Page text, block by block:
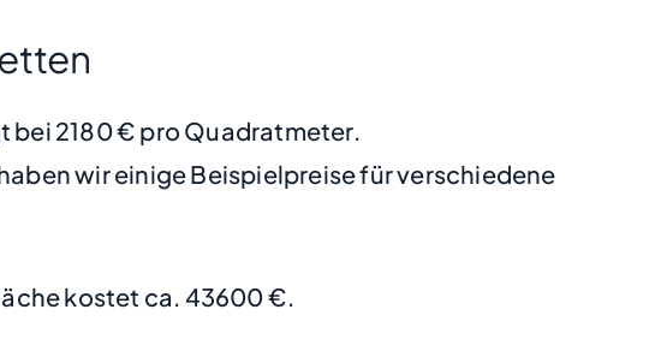
bei 2180 € pro Quadratmeter.
wir einige Beispielpreise für verschiedene
kostet ca. 43600 €.